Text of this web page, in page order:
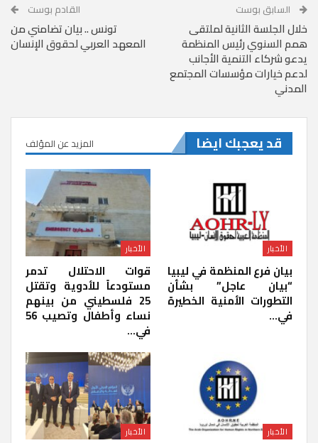
السابق بوست
خلال الجلسة الثانية لملتقى
همم السنوي رئيس المنظمة
يدعو شركاء التنمية الأجانب
لدعم خيارات مؤسسات المجتمع
المدني
القادم بوست
تونس .. بيان تضامني من
المعهد العربي لحقوق الإنسان
قد يعجبك ايضا المزيد عن المؤلف
الأخبار
بيان فرع المنظمة في ليبيا
“بيان عاجل” بشأن
التطورات الأمنية الخطيرة
في…
الأخبار
قوات الاحتلال تدمر
مستودعاً للأدوية وتقتل
25 فلسطيني من بينهم
نساء وأطفال وتصيب 56
في…
الأخبار الأخبار